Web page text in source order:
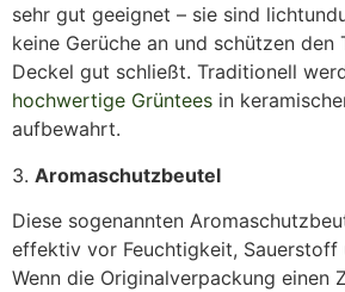
sehr gut geeignet – sie sind
keine Gerüche an und schützen den
Deckel gut schließt. Traditionell
hochwertige Grüntees in
aufbewahrt.
3. Aromaschutzbeutel
Diese sogenannten
effektiv vor Feuchtigkeit, Sauerstoff
Wenn die Originalverpackung einen